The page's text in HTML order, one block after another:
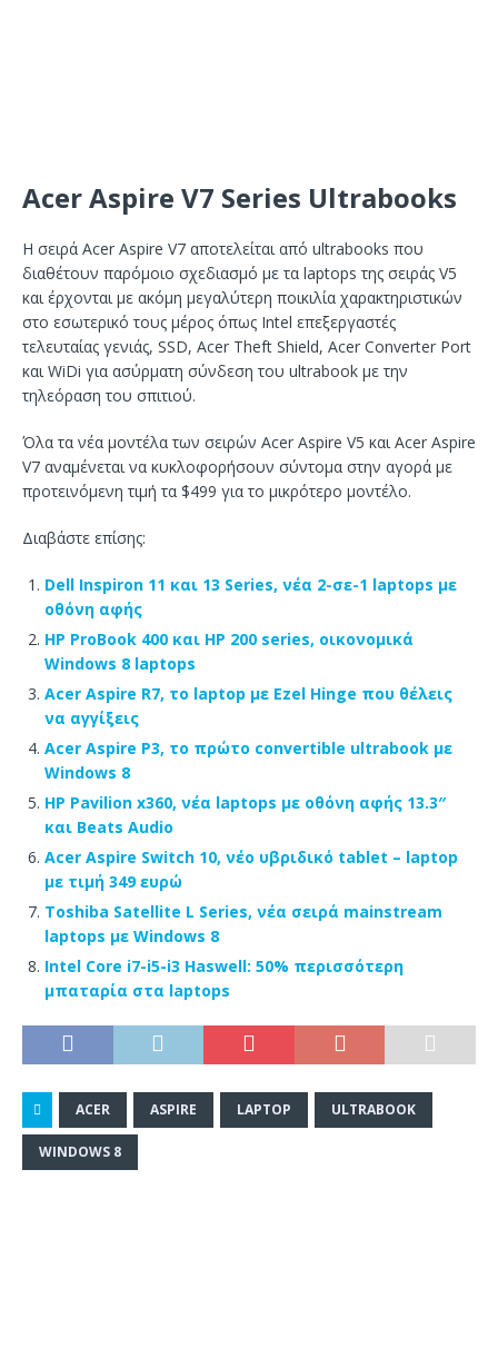
Acer Aspire V7 Series Ultrabooks
Η σειρά Acer Aspire V7 αποτελείται από ultrabooks που
διαθέτουν παρόμοιο σχεδιασμό με τα laptops της σειράς V5
και έρχονται με ακόμη μεγαλύτερη ποικιλία χαρακτηριστικών
στο εσωτερικό τους μέρος όπως Intel επεξεργαστές
τελευταίας γενιάς, SSD, Acer Theft Shield, Acer Converter Port
και WiDi για ασύρματη σύνδεση του ultrabook με την
τηλεόραση του σπιτιού.
Όλα τα νέα μοντέλα των σειρών Acer Aspire V5 και Acer Aspire
V7 αναμένεται να κυκλοφορήσουν σύντομα στην αγορά με
προτεινόμενη τιμή τα $499 για το μικρότερο μοντέλο.
Διαβάστε επίσης:
Dell Inspiron 11 και 13 Series, νέα 2-σε-1 laptops με
οθόνη αφής
HP ProBook 400 και HP 200 series, οικονομικά
Windows 8 laptops
Acer Aspire R7, το laptop με Ezel Hinge που θέλεις
να αγγίξεις
Acer Aspire P3, το πρώτο convertible ultrabook με
Windows 8
HP Pavilion x360, νέα laptops με οθόνη αφής 13.3″
και Beats Audio
Acer Aspire Switch 10, νέο υβριδικό tablet – laptop
με τιμή 349 ευρώ
Toshiba Satellite L Series, νέα σειρά mainstream
laptops με Windows 8
Intel Core i7-i5-i3 Haswell: 50% περισσότερη
μπαταρία στα laptops
ACER ASPIRE LAPTOP ULTRABOOK
WINDOWS 8